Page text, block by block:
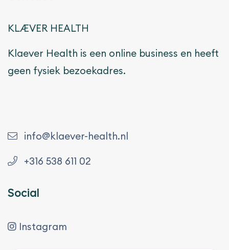
KLÆVER HEALTH
Klaever Health is een online business en heeft
geen fysiek bezoekadres.
info@klaever-health.nl
+316 538 611 02
Social
Instagram